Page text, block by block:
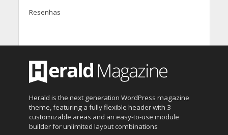
Resenhas
Herald is the next generation WordPress magazine
theme, featuring a fully flexible header with 3
customizable areas and an easy-to-use module
builder for unlimited layout combinations